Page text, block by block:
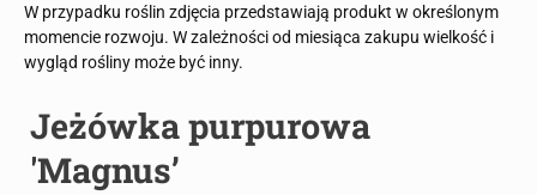
W przypadku roślin zdjęcia przedstawiają produkt w określonym
momencie rozwoju. W zależności od miesiąca zakupu wielkość i
wygląd rośliny może być inny.
Jeżówka purpurowa
'Magnus’